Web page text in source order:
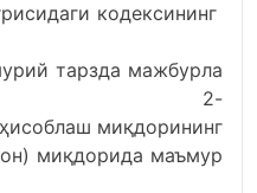
кодексининг
тарзда мажбурла
2-
ҳисоблаш миқдорининг
миқдорида маъмур